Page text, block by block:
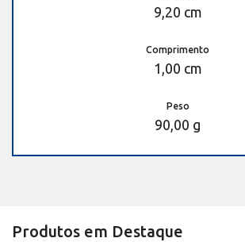
9,20 cm
Comprimento
1,00 cm
Peso
90,00 g
Produtos em Destaque